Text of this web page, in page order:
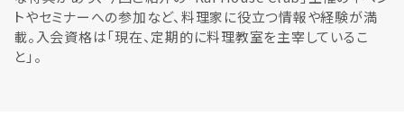
トやセミナーへの参加など、料理家に役立つ情報や経験が満
載。入会資格は「現在、定期的に料理教室を主宰しているこ
と」。